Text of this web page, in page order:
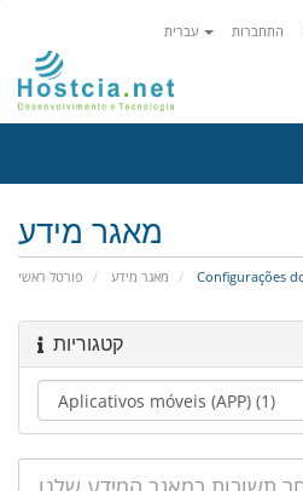
התחברות
מאגר מידע
פורטל ראשי מאגר מידע Configurações
קטגוריות